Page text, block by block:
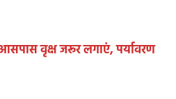
वृक्ष जरूर लगाएं, पर्यावरण